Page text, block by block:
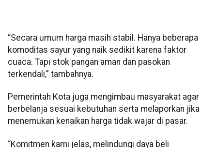
“Secara umum harga masih stabil. Hanya beberapa
komoditas sayur yang naik sedikit karena faktor
cuaca. Tapi stok pangan aman dan pasokan
terkendali,” tambahnya.
Pemerintah Kota juga mengimbau masyarakat agar
berbelanja sesuai kebutuhan serta melaporkan jika
menemukan kenaikan harga tidak wajar di pasar.
“Komitmen kami jelas, melindungi daya beli